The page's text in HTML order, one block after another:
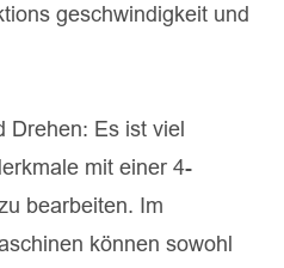
geschwindigkeit und
Drehen: Es ist viel
mit einer 4-
bearbeiten. Im
können sowohl